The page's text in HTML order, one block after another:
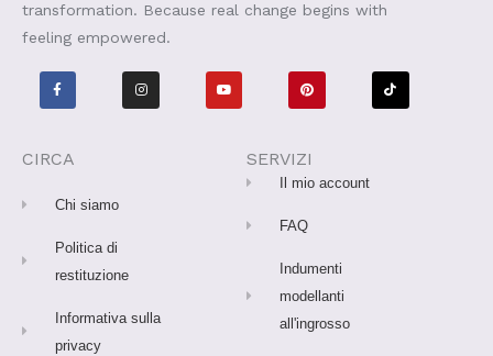
transformation. Because real change begins with
feeling empowered.
F
a
c
e
o
k
I
n
s
t
Y
o
u
t
P
i
n
t
e
s
t
T
i
k
t
CIRCA
Chi siamo
Politica di
restituzione
Informativa sulla
privacy
SERVIZI
Il mio account
FAQ
Indumenti
modellanti
all'ingrosso